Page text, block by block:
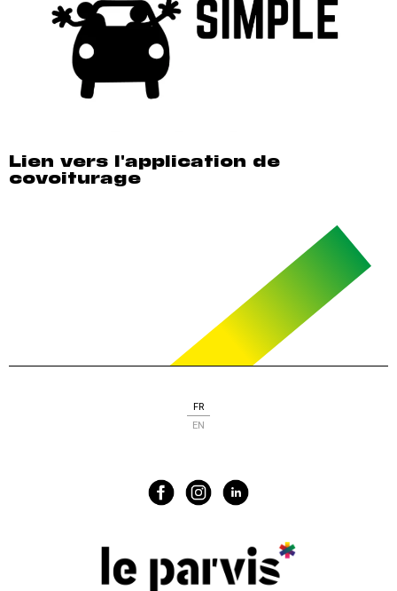
Lien vers l'application de
covoiturage
FR
EN